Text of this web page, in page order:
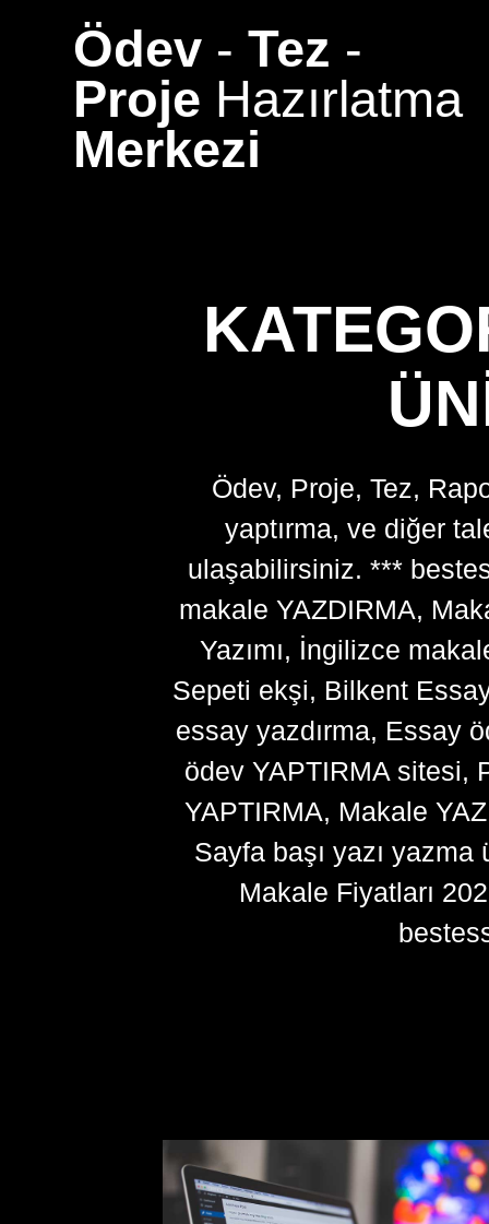
Ödev - Tez -
Proje Hazırlatma
Merkezi
Ödev, Proje, Tez,
yaptırma, ve diğer
ulaşabilirsiniz. ***
makale YAZDIRMA,
Yazımı, İngilizce
Sepeti ekşi, Bilkent
essay yazdırma, Essay
ödev YAPTIRMA sitesi,
YAPTIRMA, Makale
Sayfa başı yazı
Makale Fiyatları